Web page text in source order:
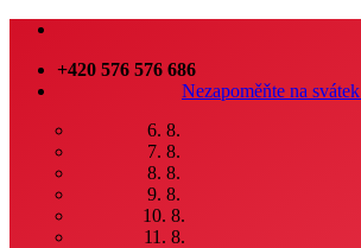
+420 576 576 686
Nezapoměňte na svátek
6. 8.
7. 8.
8. 8.
9. 8.
10. 8.
11. 8.